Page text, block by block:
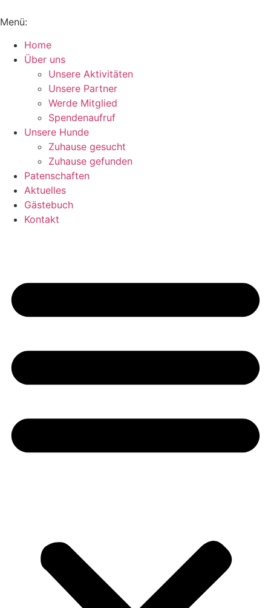
Menü:
Home
Über uns
Unsere Aktivitäten
Unsere Partner
Werde Mitglied
Spendenaufruf
Unsere Hunde
Zuhause gesucht
Zuhause gefunden
Patenschaften
Aktuelles
Gästebuch
Kontakt